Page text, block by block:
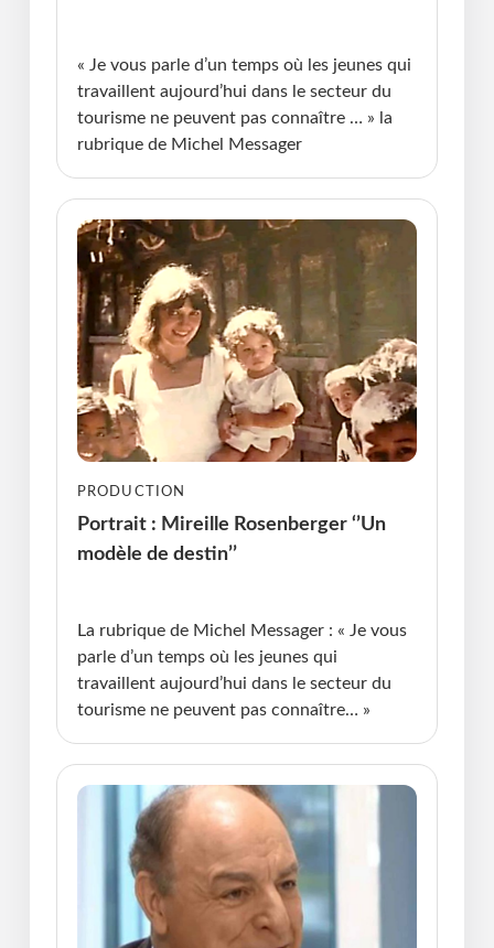
« Je vous parle d’un temps où les jeunes qui
travaillent aujourd’hui dans le secteur du
tourisme ne peuvent pas connaître … » la
rubrique de Michel Messager
PRODUCTION
Portrait : Mireille Rosenberger ‘’Un
modèle de destin’’
La rubrique de Michel Messager : « Je vous
parle d’un temps où les jeunes qui
travaillent aujourd’hui dans le secteur du
tourisme ne peuvent pas connaître… »